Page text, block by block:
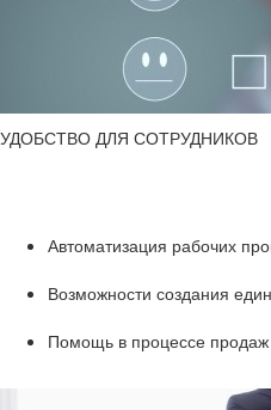
УДОБ­СТВО ДЛЯ СО­ТРУД­НИ­КОВ
Ав­то­ма­ти­за­ция ра­бо­чих
Воз­мож­но­сти со­зда­ния
По­мощь в про­цес­се про­даж